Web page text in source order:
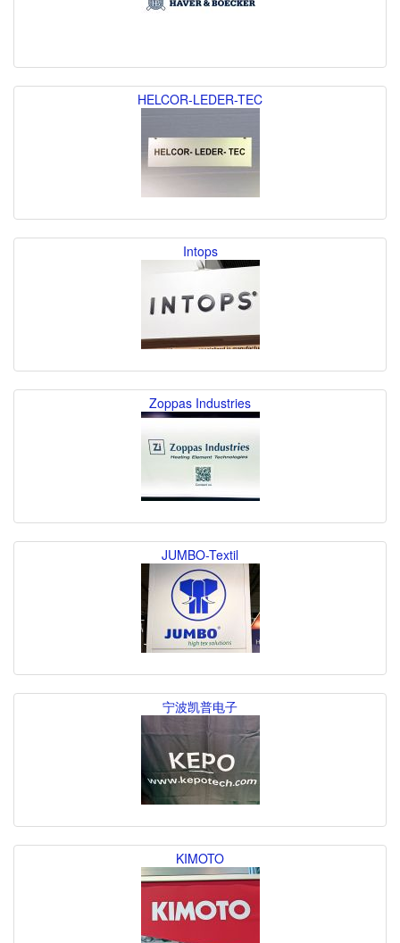
HELCOR-LEDER-TEC
Intops
Zoppas Industries
JUMBO-Textil
宁波凯普电子
KIMOTO